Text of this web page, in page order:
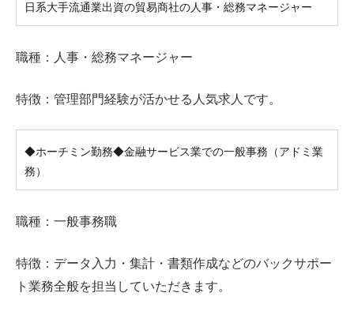
日系大手流通業出資の貿易商社の人事・総務マネージャー
職種：人事・総務マネージャー
特徴：管理部門経験が活かせる人気求人です。
◆ホーチミン勤務◆金融サービス業での一般事務（アドミ業
務）
職種：一般事務職
特徴：データ入力・集計・書類作成などのバックサポー
ト業務全般を担当していただきます。